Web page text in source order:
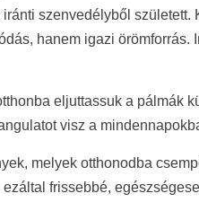
szenvedélyből
hanem igazi
eljuttassuk a pálmák
visz a
melyek otthonodba
frissebbé,